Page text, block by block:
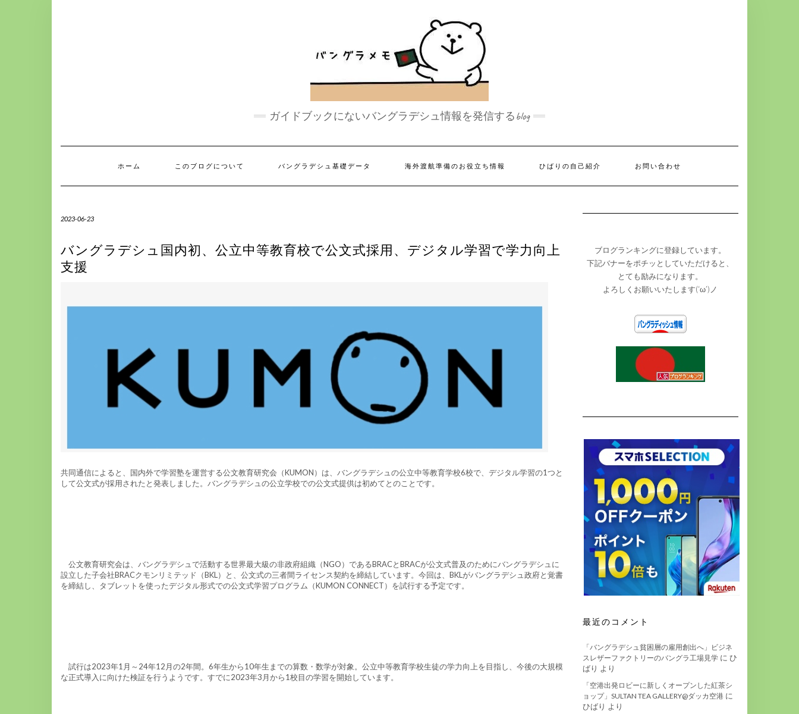
ガイドブックにないバングラデシュ情報を発信するblog
ホーム このブログについて バングラデシュ基礎データ 海外渡航準備のお役立ち情報 ひばりの自己紹介 お問い合わせ
2023-06-23
バングラデシュ国内初、公立中等教育校で公文式採用、デジタル学習で学力向上
支援
共同通信によると、国内外で学習塾を運営する公文教育研究会（KUMON）は、バングラデシュの公立中等教育学校6校で、デジタル学習の1つと
して公文式が採用されたと発表しました。バングラデシュの公立学校での公文式提供は初めてとのことです。
公文教育研究会は、バングラデシュで活動する世界最大級の非政府組織（NGO）であるBRACとBRACが公文式普及のためにバングラデシュに
設立した子会社BRACクモンリミテッド（BKL）と、公文式の三者間ライセンス契約を締結しています。今回は、BKLがバングラデシュ政府と覚書
を締結し、タブレットを使ったデジタル形式での公文式学習プログラム（KUMON CONNECT）を試行する予定です。
試行は2023年1月～24年12月の2年間。6年生から10年生までの算数・数学が対象。公立中等教育学校生徒の学力向上を目指し、今後の大規模
な正式導入に向けた検証を行うようです。すでに2023年3月から1校目の学習を開始しています。
ブログランキングに登録しています。
下記バナーをポチッとしていただけると、
とても励みになります。
よろしくお願いいたします(‘ω’)ノ
最近のコメント
「バングラデシュ貧困層の雇用創出へ」ビジネ
スレザーファクトリーのバングラ工場見学に ひ
ばり より
「空港出発ロビーに新しくオープンした紅茶シ
ョップ」SULTAN TEA GALLERY@ダッカ空港に
ひばり より